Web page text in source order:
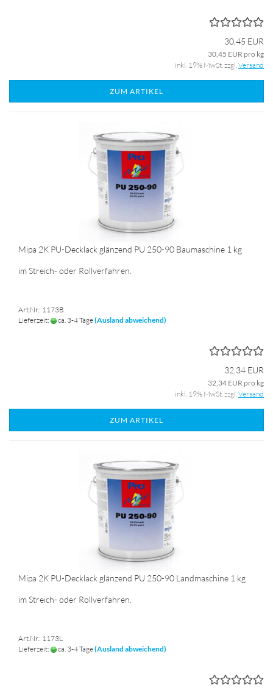
30,45 EUR
30,45 EUR pro kg
inkl. 19% MwSt. zzgl.Versand
ZUM ARTIKEL
Mipa 2K PU-Decklack glänzend PU 250-90 Baumaschine 1 kg
im Streich- oder Rollverfahren.
Art.Nr.: 1173B
Lieferzeit:
ca. 3-4 Tage(Ausland abweichend)
32,34 EUR
32,34 EUR pro kg
inkl. 19% MwSt. zzgl.Versand
ZUM ARTIKEL
Mipa 2K PU-Decklack glänzend PU 250-90 Landmaschine 1 kg
im Streich- oder Rollverfahren.
Art.Nr.: 1173L
Lieferzeit:
ca. 3-4 Tage(Ausland abweichend)